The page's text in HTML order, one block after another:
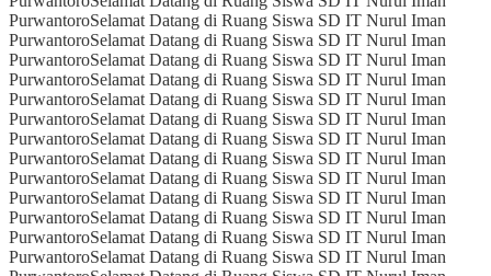
PurwantoroSelamat Datang di Ruang Siswa SD IT Nurul Iman
PurwantoroSelamat Datang di Ruang Siswa SD IT Nurul Iman
PurwantoroSelamat Datang di Ruang Siswa SD IT Nurul Iman
PurwantoroSelamat Datang di Ruang Siswa SD IT Nurul Iman
PurwantoroSelamat Datang di Ruang Siswa SD IT Nurul Iman
PurwantoroSelamat Datang di Ruang Siswa SD IT Nurul Iman
PurwantoroSelamat Datang di Ruang Siswa SD IT Nurul Iman
PurwantoroSelamat Datang di Ruang Siswa SD IT Nurul Iman
PurwantoroSelamat Datang di Ruang Siswa SD IT Nurul Iman
PurwantoroSelamat Datang di Ruang Siswa SD IT Nurul Iman
PurwantoroSelamat Datang di Ruang Siswa SD IT Nurul Iman
PurwantoroSelamat Datang di Ruang Siswa SD IT Nurul Iman
PurwantoroSelamat Datang di Ruang Siswa SD IT Nurul Iman